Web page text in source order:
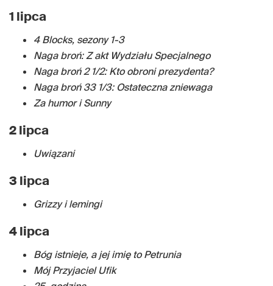
1 lipca
4 Blocks, sezony 1-3
Naga broń: Z akt Wydziału Specjalnego
Naga broń 2 1/2: Kto obroni prezydenta?
Naga broń 33 1/3: Ostateczna zniewaga
Za humor i Sunny
2 lipca
Uwiązani
3 lipca
Grizzy i lemingi
4 lipca
Bóg istnieje, a jej imię to Petrunia
Mój Przyjaciel Ufik